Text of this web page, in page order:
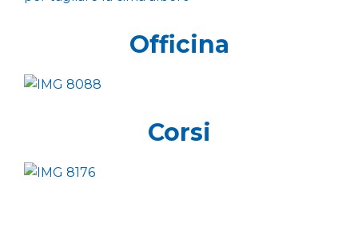
Officina
Corsi